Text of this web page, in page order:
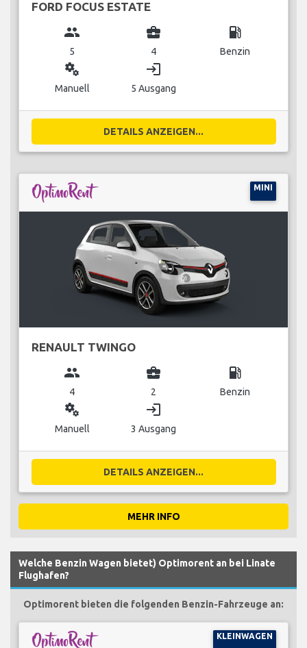
FORD FOCUS ESTATE
group
5
business_center
4
local_gas_station
Benzin
miscellaneous_services
Manuell
login
5 Ausgang
DETAILS ANZEIGEN...
MINI
RENAULT TWINGO
group
4
business_center
2
local_gas_station
Benzin
miscellaneous_services
Manuell
login
3 Ausgang
DETAILS ANZEIGEN...
MEHR INFO
Welche Benzin Wagen bietet) Optimorent an bei Linate
Flughafen?
Optimorent bieten die folgenden Benzin-Fahrzeuge an:
KLEINWAGEN